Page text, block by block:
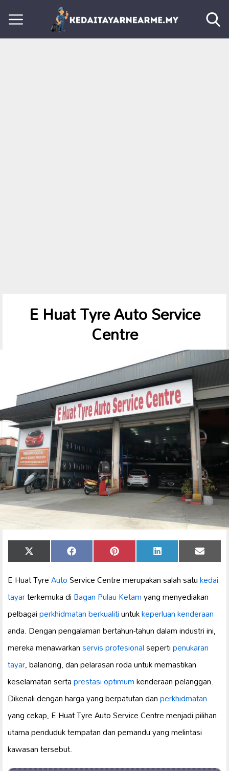
E Huat Tyre Auto Service
Centre
Share
on
X
(Twitter)
Share
on
Facebook Share
on
Pinterest Share
on
LinkedIn Share
on
Email
E Huat TyreAutoService Centre merupakan salah satukedai
tayarterkemuka diBagan Pulau Ketamyang menyediakan
pelbagaiperkhidmatan berkualitiuntukkeperluan kenderaan
anda. Dengan pengalaman bertahun-tahun dalam industri ini,
mereka menawarkanservis profesionalsepertipenukaran
tayar, balancing, dan pelarasan roda untuk memastikan
keselamatan sertaprestasi optimumkenderaan pelanggan.
Dikenali dengan harga yang berpatutan danperkhidmatan
yang cekap, E Huat Tyre Auto Service Centre menjadi pilihan
utama penduduk tempatan dan pemandu yang melintasi
kawasan tersebut.